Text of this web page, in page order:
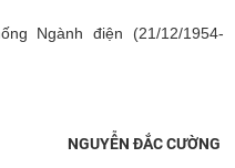
Ngành điện (21/12/1954-
NGUYỄN ĐẮC CƯỜNG